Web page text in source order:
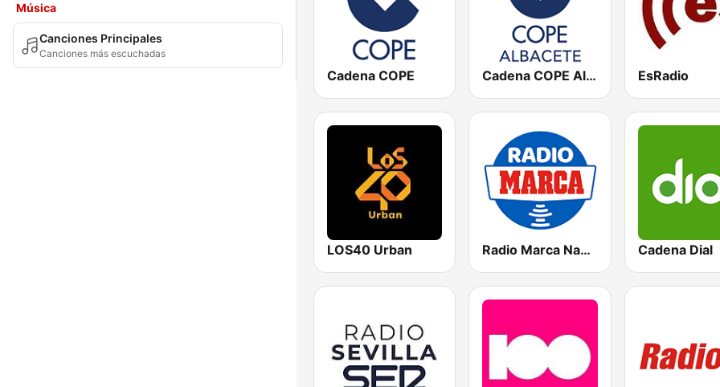
Música
Canciones Principales
Canciones más escuchadas
Cadena COPE Cadena COPE Albacete EsRadio
LOS40 Urban Radio Marca Nacional Cadena Dial